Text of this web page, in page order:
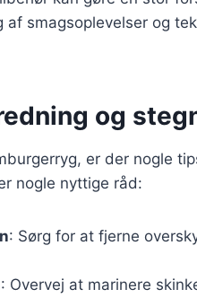
af smagsoplevelser og
og
er der nogle
nogle nyttige råd:
: Sørg for at fjerne
: Overvej at marinere